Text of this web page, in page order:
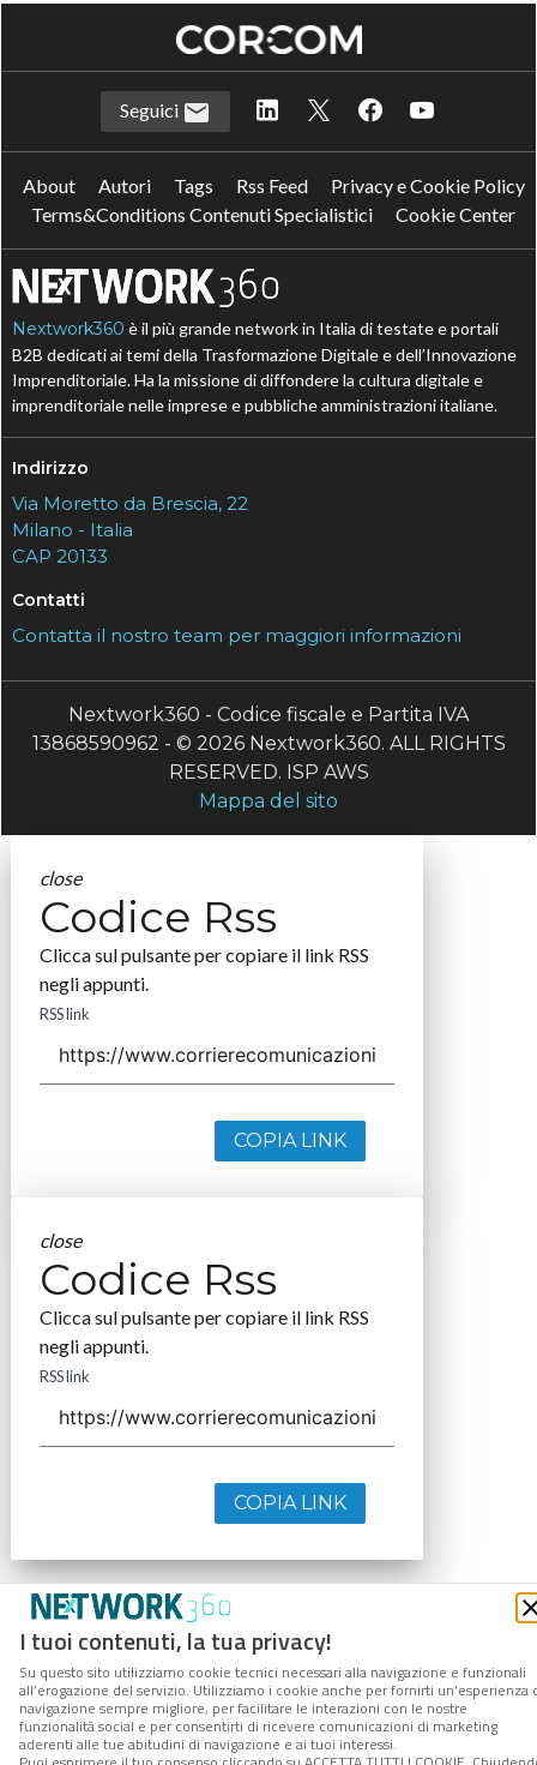
I tuoi contenuti, la tua privacy!
Su questo sito utilizziamo cookie tecnici necessari alla navigazione e funzionali
all’erogazione del servizio. Utilizziamo i cookie anche per fornirti un’esperienza
navigazione sempre migliore, per facilitare le interazioni con le nostre
funzionalità social e per consentirti di ricevere comunicazioni di marketing
aderenti alle tue abitudini di navigazione e ai tuoi interessi.
Seguici
About Autori Tags Rss Feed
Privacy e Cookie Policy
Terms&Conditions Contenuti Specialistici
Cookie Center
Nextwork360 è il più grande network in Italia di testate e portali
B2B dedicati ai temi della Trasformazione Digitale e dell’Innovazione
Imprenditoriale. Ha la missione di diffondere la cultura digitale e
imprenditoriale nelle imprese e pubbliche amministrazioni italiane.
Indirizzo
Via Moretto da Brescia, 22
Milano - Italia
CAP 20133
Contatti
Contatta il nostro team per maggiori informazioni
Nextwork360 - Codice fiscale e Partita IVA
13868590962 - © 2026 Nextwork360. ALL RIGHTS
RESERVED. ISP AWS
Mappa del sito
close
Codice Rss
Clicca sul pulsante per copiare il link RSS
negli appunti.
RSS link
COPIA LINK
close
Codice Rss
Clicca sul pulsante per copiare il link RSS
negli appunti.
RSS link
COPIA LINK